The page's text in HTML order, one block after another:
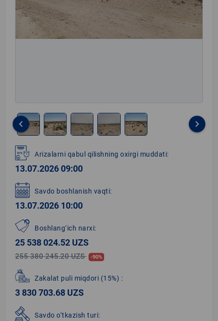
1
of
5
keyboard_arrow_left keyboard_arrow_right
Arizalarni qabul qilishning oxirgi muddati:
13.07.2026 09:00
Savdo boshlanish vaqti:
13.07.2026 10:00
Boshlang‘ich narxi:
25 538 024.52 UZS
255 380 245.20 UZS -90%
Zakalat puli miqdori (15%) :
3 830 703.68 UZS
Savdo o‘tkazish turi: